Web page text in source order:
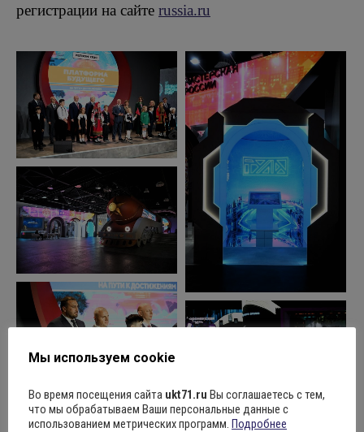
регистрации на сайте russia.ru
Поделиться
Мы используем cookie
Во время посещения сайта ukt71.ru Вы соглашаетесь с тем,
что мы обрабатываем Ваши персональные данные с
использованием метрических программ. Подробнее